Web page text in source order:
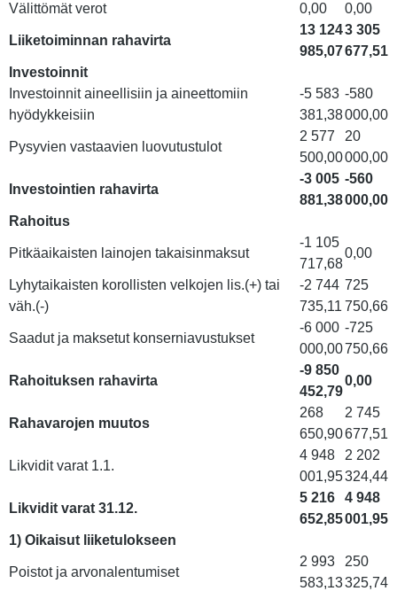
Välittömät verot
0,00 0,00
Liiketoiminnan rahavirta
13 124
985,07
3 305
677,51
Investoinnit
Investoinnit aineellisiin ja aineettomiin
hyödykkeisiin
-5 583
381,38
-580
000,00
Pysyvien vastaavien luovutustulot
2 577
500,00
20
000,00
Investointien rahavirta
-3 005
881,38
-560
000,00
Rahoitus
Pitkäaikaisten lainojen takaisinmaksut
-1 105
717,68
0,00
Lyhytaikaisten korollisten velkojen lis.(+) tai
väh.(-)
-2 744
735,11
725
750,66
Saadut ja maksetut konserniavustukset
-6 000
000,00
-725
750,66
Rahoituksen rahavirta
-9 850
452,79
0,00
Rahavarojen muutos
268
650,90
2 745
677,51
Likvidit varat 1.1.
4 948
001,95
2 202
324,44
Likvidit varat 31.12.
5 216
652,85
4 948
001,95
1) Oikaisut liiketulokseen
Poistot ja arvonalentumiset
2 993
583,13
250
325,74